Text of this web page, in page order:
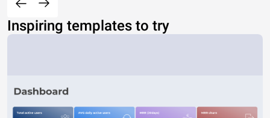
Inspiring templates to try